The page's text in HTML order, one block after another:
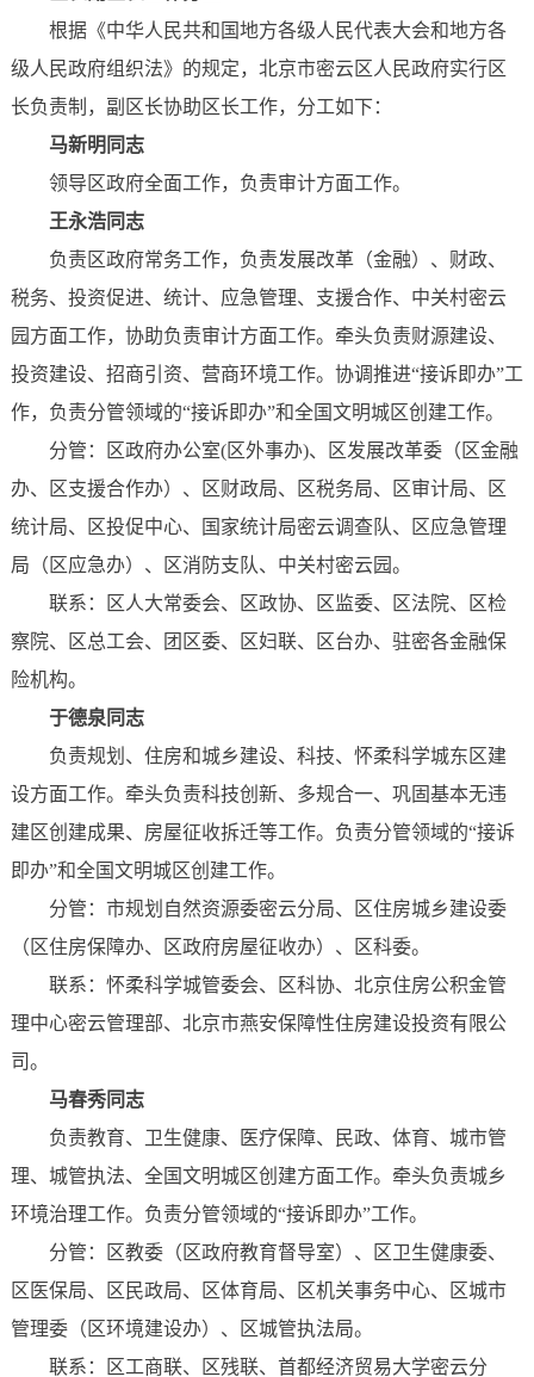
根据《中华人民共和国地方各级人民代表大会和地方各
级人民政府组织法》的规定，北京市密云区人民政府实行区
长负责制，副区长协助区长工作，分工如下：
马新明同志
领导区政府全面工作，负责审计方面工作。
王永浩同志
负责区政府常务工作，负责发展改革（金融）、财政、
税务、投资促进、统计、应急管理、支援合作、中关村密云
园方面工作，协助负责审计方面工作。牵头负责财源建设、
投资建设、招商引资、营商环境工作。协调推进“接诉即办”工
作，负责分管领域的“接诉即办”和全国文明城区创建工作。
分管：区政府办公室(区外事办)、区发展改革委（区金融
办、区支援合作办）、区财政局、区税务局、区审计局、区
统计局、区投促中心、国家统计局密云调查队、区应急管理
局（区应急办）、区消防支队、中关村密云园。
联系：区人大常委会、区政协、区监委、区法院、区检
察院、区总工会、团区委、区妇联、区台办、驻密各金融保
险机构。
于德泉同志
负责规划、住房和城乡建设、科技、怀柔科学城东区建
设方面工作。牵头负责科技创新、多规合一、巩固基本无违
建区创建成果、房屋征收拆迁等工作。负责分管领域的“接诉
即办”和全国文明城区创建工作。
分管：市规划自然资源委密云分局、区住房城乡建设委
（区住房保障办、区政府房屋征收办）、区科委。
联系：怀柔科学城管委会、区科协、北京住房公积金管
理中心密云管理部、北京市燕安保障性住房建设投资有限公
司。
马春秀同志
负责教育、卫生健康、医疗保障、民政、体育、城市管
理、城管执法、全国文明城区创建方面工作。牵头负责城乡
环境治理工作。负责分管领域的“接诉即办”工作。
分管：区教委（区政府教育督导室）、区卫生健康委、
区医保局、区民政局、区体育局、区机关事务中心、区城市
管理委（区环境建设办）、区城管执法局。
联系：区工商联、区残联、首都经济贸易大学密云分